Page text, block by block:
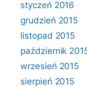
styczeń 2016
grudzień 2015
listopad 2015
październik
wrzesień 2015
sierpień 2015